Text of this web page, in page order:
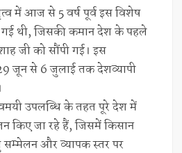
में आज से 5 वर्ष पूर्व इस विशेष
गई थी, जिसकी कमान देश के पहले
जी को सौंपी गई। इस
जून से 6 जुलाई तक देशव्यापी
उपलब्धि के तहत पूरे देश में
किए जा रहे हैं, जिसमें किसान
सम्मेलन और व्यापक स्तर पर